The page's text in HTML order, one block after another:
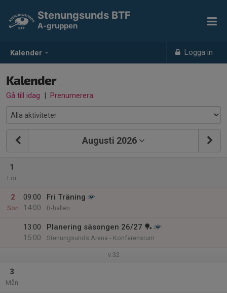
Kalender Logga in
Stenungsunds BTF
A-gruppen
Kalender
Gå till idag | Prenumerera
Augusti 2026
1
Lör
2
Sön
09:00
14:00
Fri Träning
B-hallen
13:00
15:00
Planering säsongen 26/27 🏓
Stenungsunds Arena - Konferensrum
v.32
3
Mån